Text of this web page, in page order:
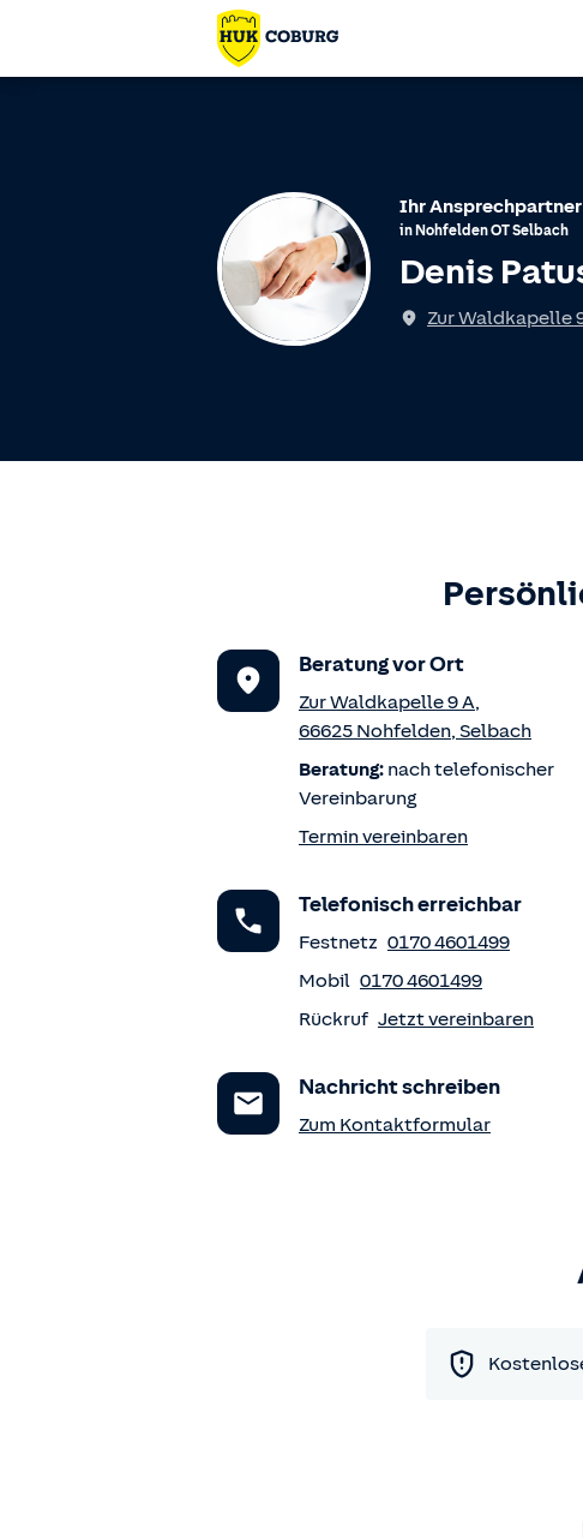
Ihr
in NohfeldenOTSelbach
Denis
Zur Waldkapelle
Beratung vor Ort
Zur Waldkapelle 9 A,
66625 Nohfelden, Selbach
Beratung: nach telefonischer
Vereinbarung
Termin vereinbaren
Telefonisch erreichbar
Festnetz 0170 4601499
Mobil 0170 4601499
Rückruf Jetzt vereinbaren
Nachricht schreiben
Zum Kontaktformular